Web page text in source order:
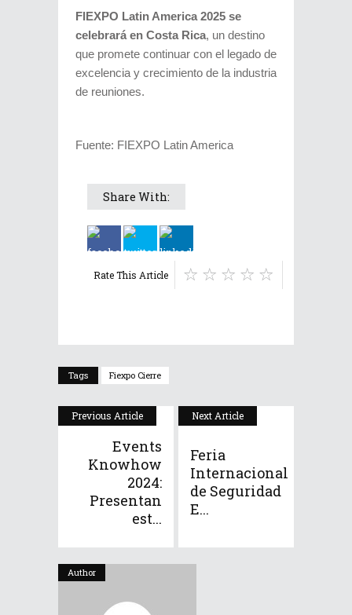
FIEXPO Latin America 2025 se
celebrará en Costa Rica, un destino
que promete continuar con el legado de
excelencia y crecimiento de la industria
de reuniones.
Fuente: FIEXPO Latin America
Share With:
Rate This Article
Tags Fiexpo Cierre
Previous Article
Events
Knowhow
2024:
Presentan
est...
Next Article
Feria
Internacional
de Seguridad
E...
Author